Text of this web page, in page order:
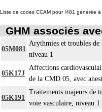
Liste de codes CCAM pour I481 générée
GHM associés
05M081
Arythmies et troubles de
niveau 1
05K17J
Affections
de la CMD 05, avec
05K191
Traitements majeurs de
voie vasculaire, niveau 1